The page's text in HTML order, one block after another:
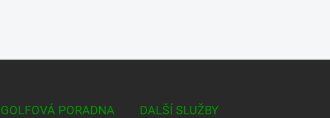
GOLFOVÁ PORADNA DALŠÍ SLUŽBY